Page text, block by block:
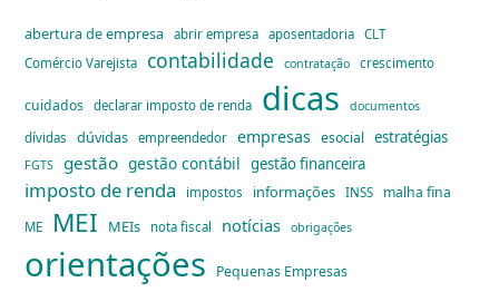
abertura de empresa abrir empresa aposentadoria
CLT
Comércio Varejista
contabilidade contratação crescimento
cuidados declarar imposto de renda dicas documentos
dívidas dúvidas empreendedor empresas esocial estratégias
FGTS gestão gestão contábil gestão financeira
imposto de renda impostos informações INSS malha fina
ME MEI MEIs nota fiscal notícias obrigações
orientações Pequenas Empresas